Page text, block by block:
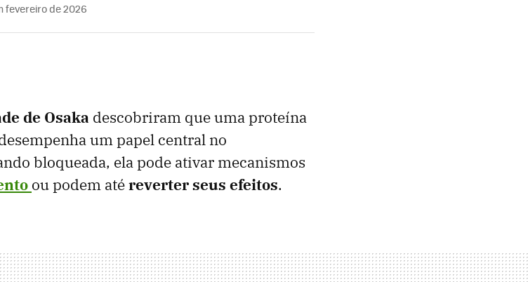
fevereiro de 2026
de Osaka descobriram que uma proteína
um papel central no
bloqueada, ela pode ativar mecanismos
ou podem atéreverter seus efeitos.